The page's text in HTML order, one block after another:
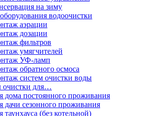
на зиму
водоочистки
аэрации
дозации
фильтров
умягчителей
УФ-ламп
обратного осмоса
систем очистки воды
очистки для…
дома постоянного проживания
дачи сезонного проживания
таунхауса (без котельной)